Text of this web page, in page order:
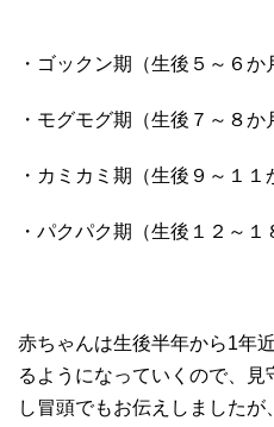
・ゴックン期（生後５～６か
・モグモグ期（生後７～８か
・カミカミ期（生後９～１１
・パクパク期（生後１２～１
赤ちゃんは生後半年から1年
るようになっていくので、
し冒頭でもお伝えしました